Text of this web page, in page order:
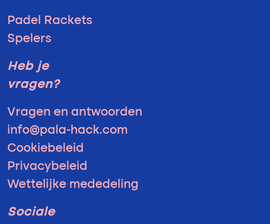
Padel Rackets
Spelers
Heb je
vragen?
Vragen en antwoorden
info@pala-hack.com
Cookiebeleid
Privacybeleid
Wettelijke mededeling
Sociale